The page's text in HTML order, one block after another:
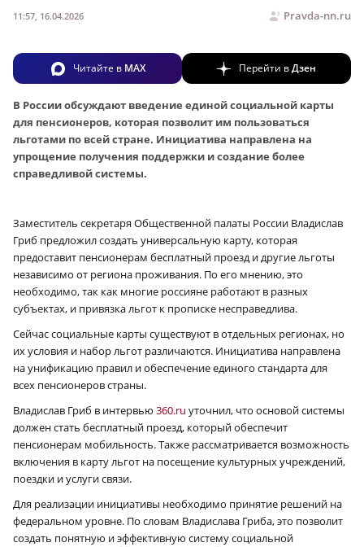
Pravda-nn.ru
11:57, 16.04.2026
Читайте в MAX Перейти вДзен
В России обсуждают введение единой социальной карты
для пенсионеров, которая позволит им пользоваться
льготами по всей стране. Инициатива направлена на
упрощение получения поддержки и создание более
справедливой системы.
Заместитель секретаря Общественной палаты России Владислав
Гриб предложил создать универсальную карту, которая
предоставит пенсионерам бесплатный проезд и другие льготы
независимо от региона проживания. По его мнению, это
необходимо, так как многие россияне работают в разных
субъектах, и привязка льгот к прописке несправедлива.
Сейчас социальные карты существуют в отдельных регионах, но
их условия и набор льгот различаются. Инициатива направлена
на унификацию правил и обеспечение единого стандарта для
всех пенсионеров страны.
Владислав Гриб в интервью 360.ru уточнил, что основой системы
должен стать бесплатный проезд, который обеспечит
пенсионерам мобильность. Также рассматривается возможность
включения в карту льгот на посещение культурных учреждений,
поездки и услуги связи.
Для реализации инициативы необходимо принятие решений на
федеральном уровне. По словам Владислава Гриба, это позволит
создать понятную и эффективную систему социальной